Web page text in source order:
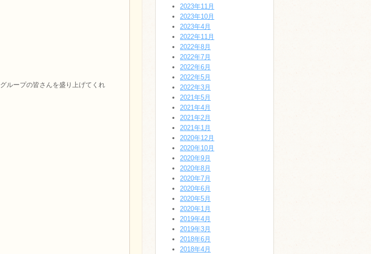
ループの皆さんを盛り上げてくれ
2023年11月
2023年10月
2023年4月
2022年11月
2022年8月
2022年7月
2022年6月
2022年5月
2022年3月
2021年5月
2021年4月
2021年2月
2021年1月
2020年12月
2020年10月
2020年9月
2020年8月
2020年7月
2020年6月
2020年5月
2020年1月
2019年4月
2019年3月
2018年6月
2018年4月